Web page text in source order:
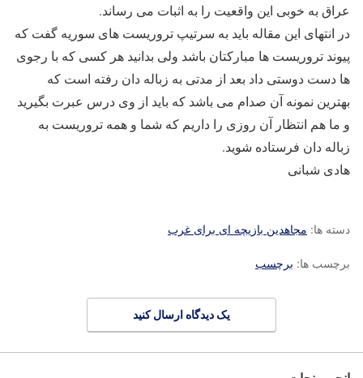
عراق به خوبی این واقعیت را به اثبات می رساند.
در انتهای این مقاله باید به سرتیپ تروریست های سوریه گفت که
پیوند تروریست ها مبارکتان باشد ولی بدانید هر کسی که با رجوی
ها دست دوستی داد بعد از مدتی به زباله دان رفته است که
بهترین نمونه آن صدام می باشد که باید از وی درس عبرت بگیرید
و ما هم انتظار آن روزی را داریم که شما و همه تروریست به
زباله دان فرستاده شوید.
هادی شبانی
دسته ها: مجاهدین بازیچه ای برای غرب
برچسب ها: برچسب
یک دیدگاه ارسال کنید